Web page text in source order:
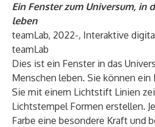
Ein Fenster zum Universum, in
leben
teamLab, 2022-, Interaktive
teamLab
Dies ist ein Fenster in das
Menschen leben. Sie können
Sie mit einem Lichtstift Linien
Lichtstempel Formen erstellen.
Farbe eine besondere Kraft und